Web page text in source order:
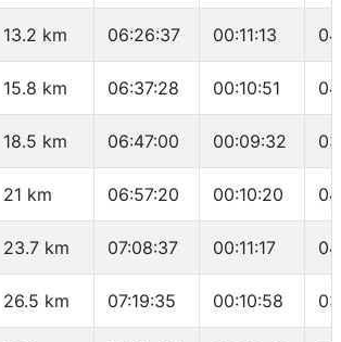
13.2 km 06:26:37 00:11:13
15.8 km 06:37:28 00:10:51
18.5 km 06:47:00 00:09:32
21 km 06:57:20 00:10:20
23.7 km 07:08:37 00:11:17
26.5 km 07:19:35 00:10:58